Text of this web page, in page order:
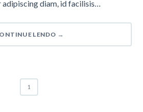
diam, id facilisis…
LENDO →
1